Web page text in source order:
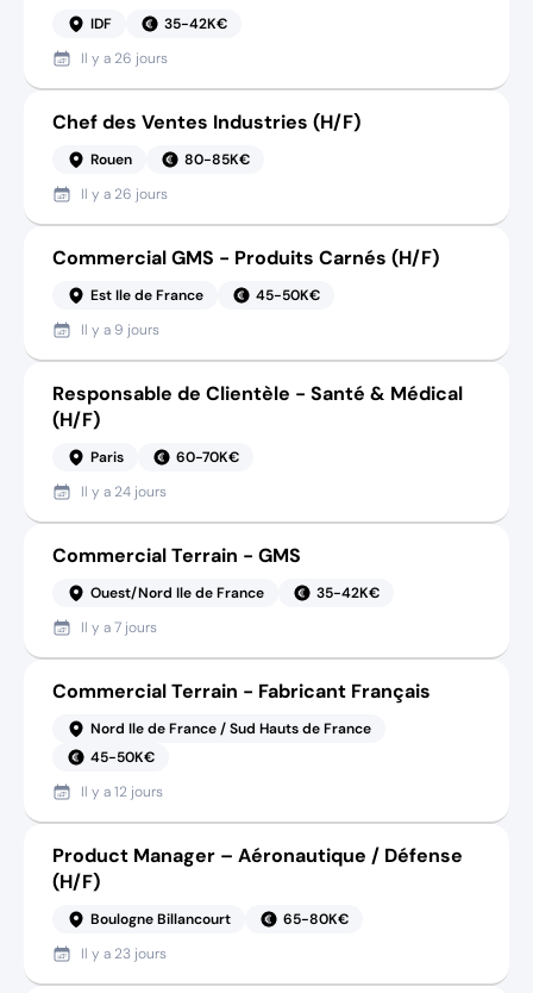
IDF
35-42K€
Il y a 26 jours
Chef des Ventes Industries (H/F)
Rouen
80-85K€
Il y a 26 jours
Commercial GMS - Produits Carnés (H/F)
Est Ile de France
45-50K€
Il y a 9 jours
Responsable de Clientèle - Santé & Médical
(H/F)
Paris
60-70K€
Il y a 24 jours
Commercial Terrain - GMS
Ouest/Nord Ile de France
35-42K€
Il y a7 jours
Commercial Terrain - Fabricant Français
Nord Ile de France / Sud Hauts de France
45-50K€
Il y a12 jours
Product Manager – Aéronautique / Défense
(H/F)
Boulogne Billancourt
65-80K€
Il y a 23 jours